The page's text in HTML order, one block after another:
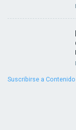
Suscribirse a